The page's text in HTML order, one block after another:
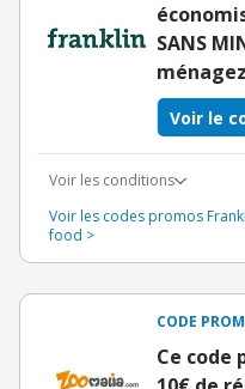
SANS
Voir le
Voir les conditions
Voir les codes promos
food >
CODE
Ce code